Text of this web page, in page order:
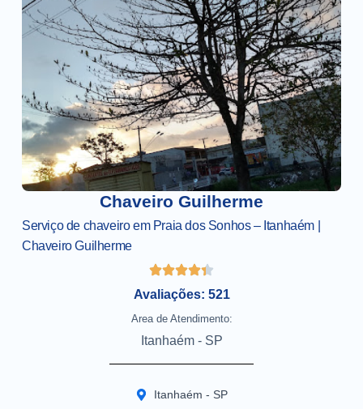
Chaveiro Guilherme
Serviço de chaveiro em Praia dos Sonhos – Itanhaém |
Chaveiro Guilherme
Avaliações: 521
Area de Atendimento:
Itanhaém - SP
Itanhaém - SP